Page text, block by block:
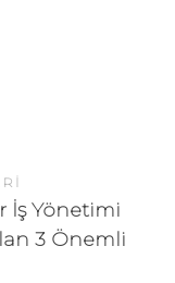
İş Yönetimi
3 Önemli